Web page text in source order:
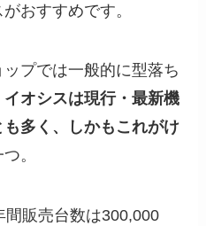
おすすめです。
プでは一般的に型落ち
イオシスは現行・最新機
多く、しかもこれがけ
。
間販売台数は300,000